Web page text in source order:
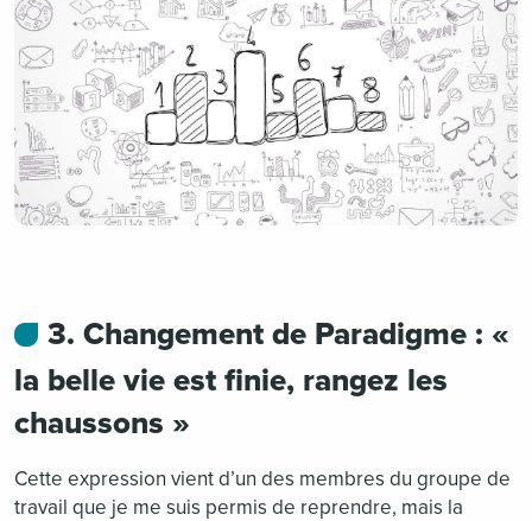
3. Changement de Paradigme : «
la belle vie est finie, rangez les
chaussons »
Cette expression vient d’un des membres du groupe de
travail que je me suis permis de reprendre, mais la